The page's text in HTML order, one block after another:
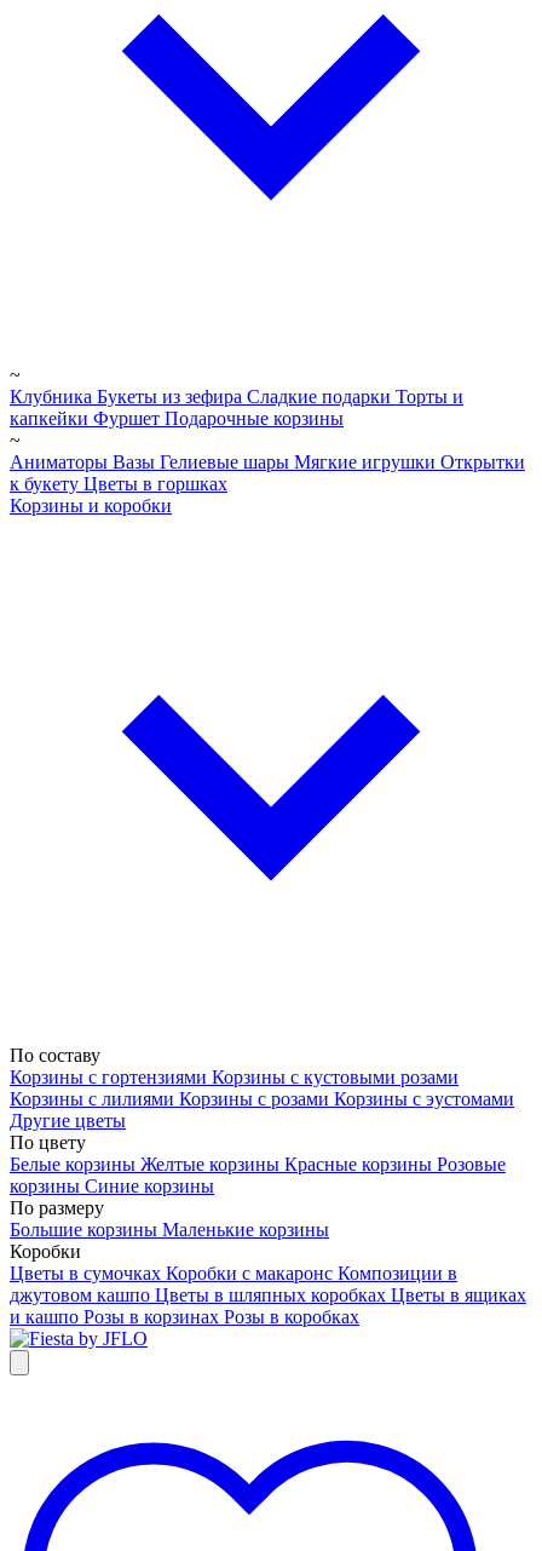
~
Клубника Букеты из зефира Сладкие подарки Торты и
капкейки Фуршет Подарочные корзины
~
Аниматоры Вазы Гелиевые шары Мягкие игрушки Открытки
к букету Цветы в горшках
Корзины и коробки
По составу
Корзины с гортензиями Корзины с кустовыми розами
Корзины с лилиями Корзины с розами Корзины с эустомами
Другие цветы
По цвету
Белые корзины Желтые корзины Красные корзины Розовые
корзины Синие корзины
По размеру
Большие корзины Маленькие корзины
Коробки
Цветы в сумочках Коробки с макаронс Композиции в
джутовом кашпо Цветы в шляпных коробках Цветы в ящиках
и кашпо Розы в корзинах Розы в коробках